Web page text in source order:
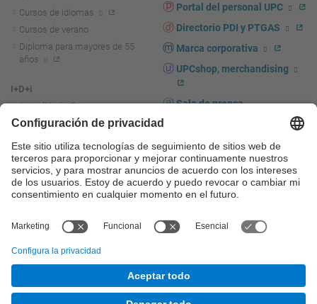
Cursos de idiomas
Cursos de verano
Diploma para mayores de 55
años
I+D+i
Actualidad I+D+I
La investigación en la UPC
investigación
La transferencia, el
emprendimiento y la innovación
en la UPC
transferencia, el emprendimiento
Servicios a las empresas
Servicios Científico-técnicos
Portal del personal UPC
Directorio PDI y PTGAS
Marca corporativa
UPCshop, merchandising
Sala de prensa